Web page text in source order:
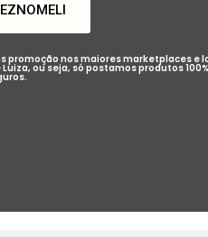
promoção nos maiores marketplaces e
ou seja, só postamos produtos 100%